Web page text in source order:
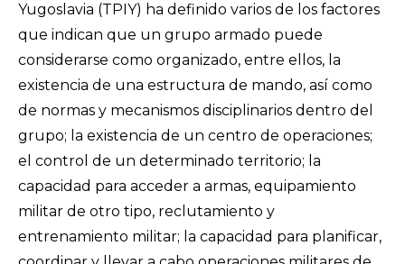
Yugoslavia (TPIY) ha definido varios de los factores
que indican que un grupo armado puede
considerarse como organizado, entre ellos, la
existencia de una estructura de mando, así como
de normas y mecanismos disciplinarios dentro del
grupo; la existencia de un centro de operaciones;
el control de un determinado territorio; la
capacidad para acceder a armas, equipamiento
militar de otro tipo, reclutamiento y
entrenamiento militar; la capacidad para planificar,